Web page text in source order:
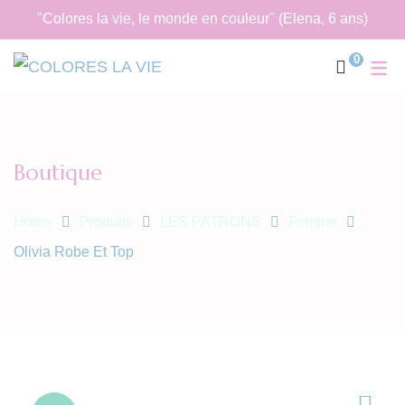
"Colores la vie, le monde en couleur" (Elena, 6 ans)
0
Boutique
Home Produits LES PATRONS
Femme
Olivia Robe Et Top